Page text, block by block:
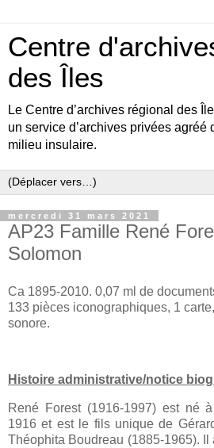
Centre
des Îles
Le Centre d’archives régional des
un service d’archives privées agréé
milieu insulaire.
mercredi 31 mars 2021
AP23 Famille René
Solomon
Ca 1895-2010. 0,07 ml de
133 pièces iconographiques, 1
sonore.
Histoire administrative/notice
René Forest (1916-1997) est né
1916 et est le fils unique de
Théophita Boudreau (1885-1965). Il